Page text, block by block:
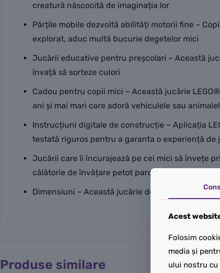
creatură născocită de imaginația lor
Părțile mobile dezvoltă abilități motorii fine –
explorat, aduc multă bucurie degetelor mici
Jucării educative pentru preșcolari – Această
învață să sorteze culori
Cadou pentru copii mici – Această jucărie
ani și mai mari care adoră vehiculele sau
Instrucțiuni digitale de construcție – Aplicația
testată riguros pentru a garanta o experiență de
Jucării care îi încurajează pe cei mici să învețe
călătorie de învățare petot parcursul vieții
Dimensiuni – Această jucărie de construcție din
Produse similare
Acest
Folosim
media și
ului nostru cu